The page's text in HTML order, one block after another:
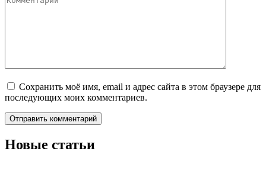
Сохранить моё имя, email и адрес сайта в этом браузере для
последующих моих комментариев.
Новые статьи